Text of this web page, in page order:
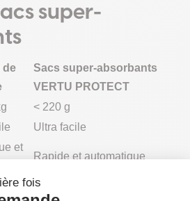
super-
de
Sacs super-absorbants
VERTU PROTECT
< 220 g
Ultra facile
et
Rapide et automatique
Compact et discret